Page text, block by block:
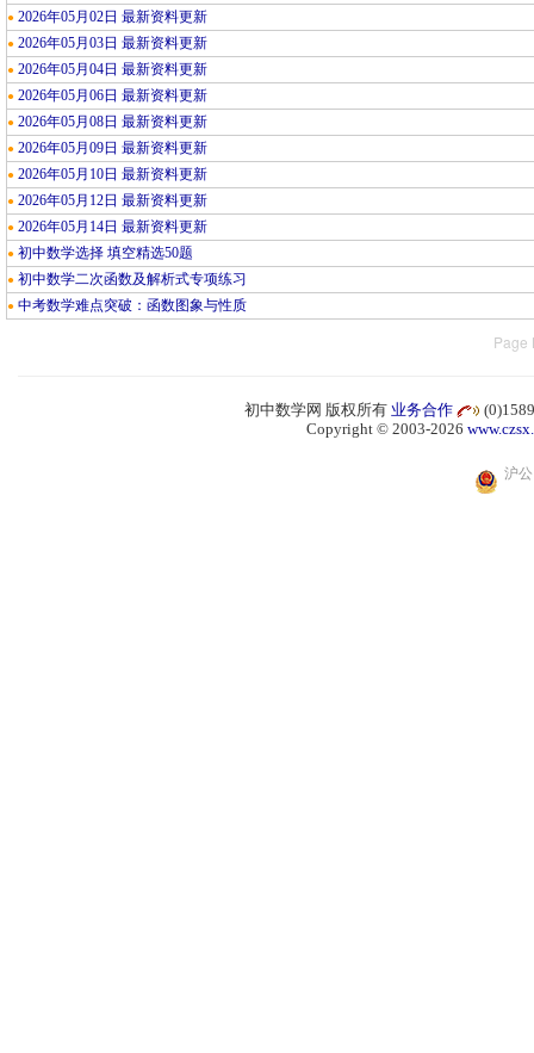
● 2026年05月02日 最新资料更新
● 2026年05月03日 最新资料更新
● 2026年05月04日 最新资料更新
● 2026年05月06日 最新资料更新
● 2026年05月08日 最新资料更新
● 2026年05月09日 最新资料更新
● 2026年05月10日 最新资料更新
● 2026年05月12日 最新资料更新
● 2026年05月14日 最新资料更新
● 初中数学选择 填空精选50题
● 初中数学二次函数及解析式专项练习
● 中考数学难点突破：函数图象与性质
Page
初中数学网 版权所有 业务合作
Copyright © 2003-2026
沪公